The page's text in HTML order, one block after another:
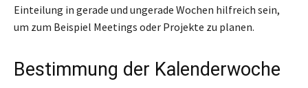
Einteilung in gerade und ungerade Wochen hilfreich sein,
um zum Beispiel Meetings oder Projekte zu planen.
Bestimmung der Kalenderwoche